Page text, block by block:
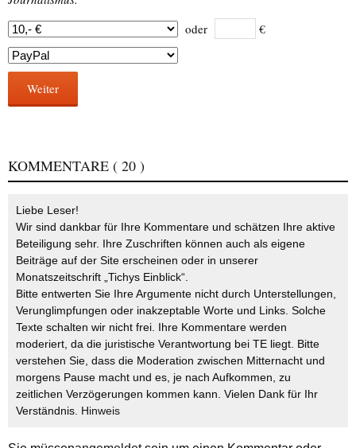
oder
€
Weiter
KOMMENTARE ( 20 )
Liebe Leser!
Wir sind dankbar für Ihre Kommentare und schätzen Ihre aktive
Beteiligung sehr. Ihre Zuschriften können auch als eigene
Beiträge auf der Site erscheinen oder in unserer
Monatszeitschrift „Tichys Einblick“.
Bitte entwerten Sie Ihre Argumente nicht durch Unterstellungen,
Verunglimpfungen oder inakzeptable Worte und Links. Solche
Texte schalten wir nicht frei. Ihre Kommentare werden
moderiert, da die juristische Verantwortung bei TE liegt. Bitte
verstehen Sie, dass die Moderation zwischen Mitternacht und
morgens Pause macht und es, je nach Aufkommen, zu
zeitlichen Verzögerungen kommen kann. Vielen Dank für Ihr
Verständnis. Hinweis